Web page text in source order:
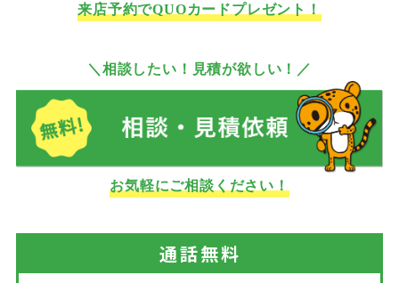
来店予約でQUOカードプレゼント！
＼相談したい！見積が欲しい！／
お気軽にご相談ください！
通話無料